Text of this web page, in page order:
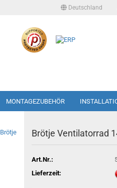
Deutschland
MONTAGEZUBEHÖR
Brötje Brötje Ventilatorrad
Art.Nr.:
Lieferzeit: